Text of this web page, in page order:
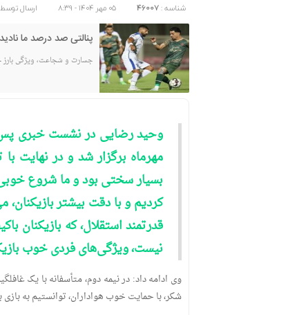
شناسه :46007 ۰۵ مهر ۱۴۰۴ - ۸:۳۹ ارسال
پنالتی صد درصد ما
جسارت و شجاعت، ویژگی بارز
وحید رضایی در نشست خبری پس
مهرماه برگزار شد و در نهایت
بسیار سختی بود و ما شروع
قدرتمند استقلال، که بازیکنان
نیست، ویژگی‌های فردی خوب
وی ادامه داد: در نیمه دوم، متأسفانه با یک
شکر، با حمایت خوب هواداران، توانستیم به بازی